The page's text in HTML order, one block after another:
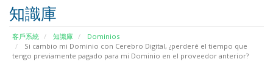
知識庫
客戶系統 知識庫
Dominios
Si cambio mi Dominio con Cerebro Digital, ¿perderé el tiempo que
tengo previamente pagado para mi Dominio en el proveedor anterior?